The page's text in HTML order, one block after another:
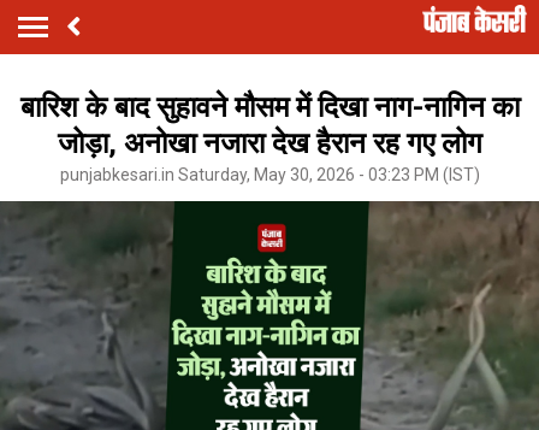
बारिश के बाद सुहावने मौसम में दिखा नाग-नागिन का
जोड़ा, अनोखा नजारा देख हैरान रह गए लोग
punjabkesari.in Saturday, May 30, 2026 - 03:23 PM (IST)